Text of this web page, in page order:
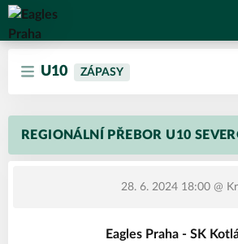
Eagles Praha
U10 ZÁPASY
REGIONÁLNÍ PŘEBOR U10
28. 6. 2024 18:00@
Eagles Praha - SK